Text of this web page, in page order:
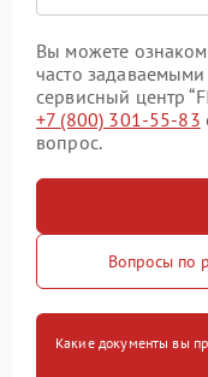
Вы можете
часто
сервисный центр
+7 (800) 301-55-83
вопрос.
Вопросы по
Какие документы вы